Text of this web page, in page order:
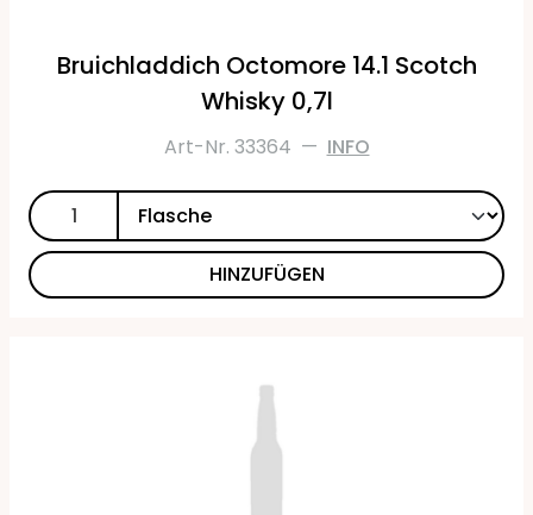
Bruichladdich Octomore 14.1 Scotch
Whisky 0,7l
Art-Nr. 33364 — INFO
HINZUFÜGEN